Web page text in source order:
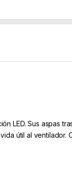
LED. Sus aspas
útil al ventilador.